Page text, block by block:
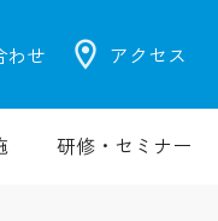
わせ location_on アクセス
研修・セミナー